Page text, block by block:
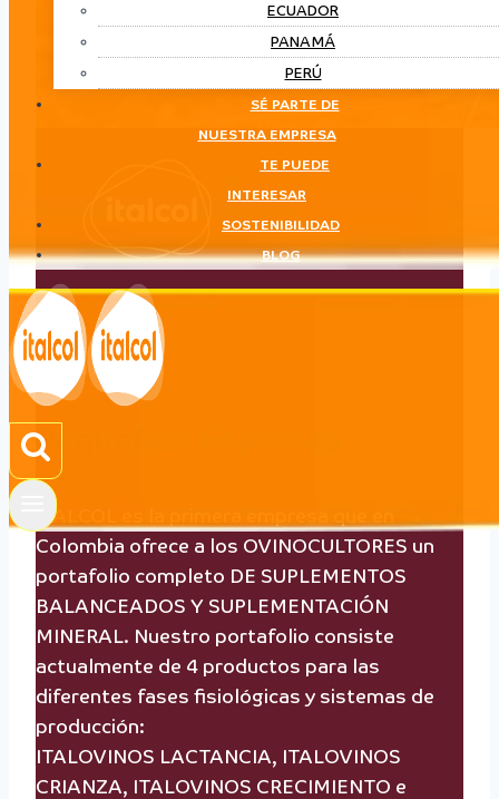
ECUADOR
PANAMÁ
PERÚ
SÉ PARTE DE
NUESTRA EMPRESA
TE PUEDE
INTERESAR
SOSTENIBILIDAD
BLOG
Pequeñas Especies
LÍNEA
Pequeñas Especies
ITALCOL es la primera empresa que en
Colombia ofrece a los OVINOCULTORES un
portafolio completo DE SUPLEMENTOS
BALANCEADOS Y SUPLEMENTACIÓN
MINERAL. Nuestro portafolio consiste
actualmente de 4 productos para las
diferentes fases fisiológicas y sistemas de
producción:
ITALOVINOS LACTANCIA, ITALOVINOS
CRIANZA, ITALOVINOS CRECIMIENTO e